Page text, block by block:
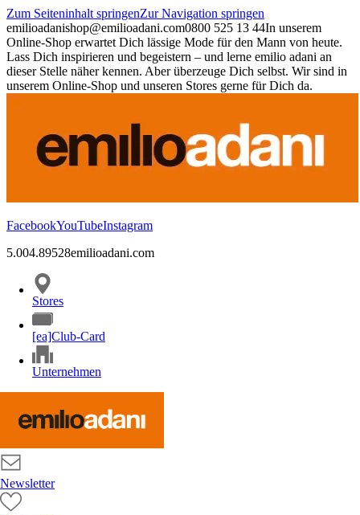
Zum Seiteninhalt springenZur Navigation springen
emilioadanishop@emilioadani.com0800 525 13 44In unserem
Online-Shop erwartet Dich lässige Mode für den Mann von heute.
Lass Dich inspirieren und begeistern – und lerne emilio adani an
dieser Stelle näher kennen. Aber überzeuge Dich selbst. Wir sind in
unserem Online-Shop und unseren Stores gerne für Dich da.
FacebookYouTubeInstagram
5.004.89528emilioadani.com
Stores
[ea]Club-Card
Unternehmen
Newsletter